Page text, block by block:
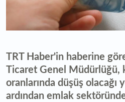
TRT Haber'in haberine
Ticaret Genel Müdürlüğü,
oranlarında düşüş
ardından emlak